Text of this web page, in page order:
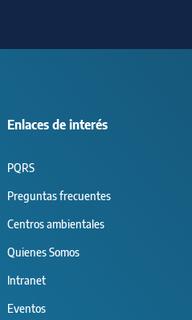
Enlaces de interés
PQRS
Preguntas frecuentes
Centros ambientales
Quienes Somos
Intranet
Eventos